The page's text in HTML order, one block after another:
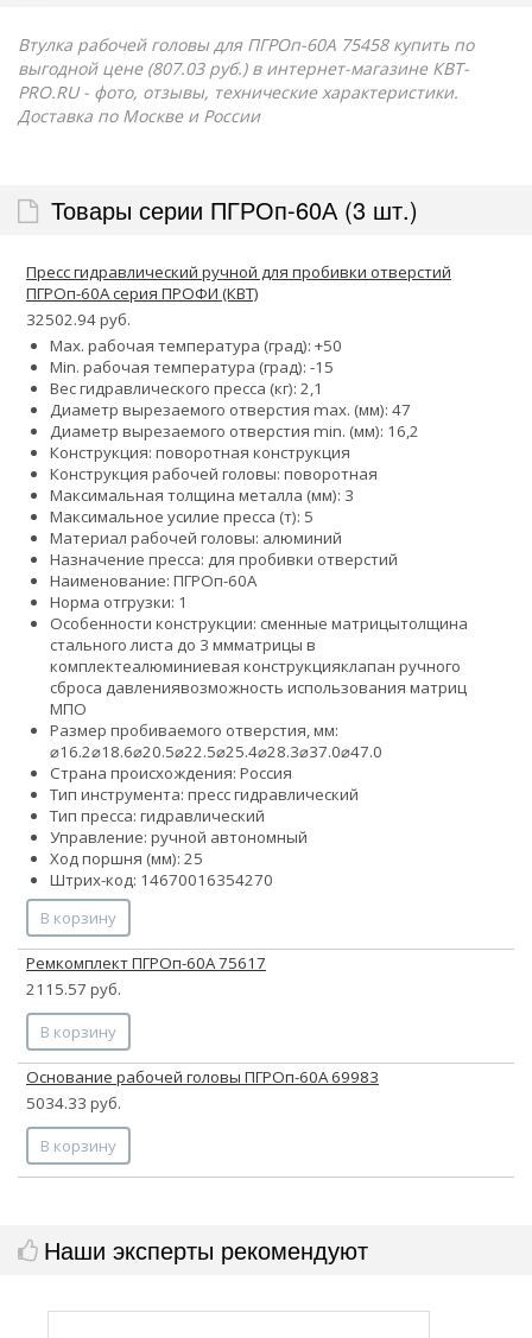
Втулка рабочей головы для ПГРОп-60А 75458 купить по
выгодной цене (807.03 руб.) в интернет-магазине КВТ-
PRO.RU - фото, отзывы, технические характеристики.
Доставка по Москве и России
Товары серии ПГРОп-60А (3 шт.)
Пресс гидравлический ручной для пробивки отверстий
ПГРОп-60А серия ПРОФИ (КВТ)
32502.94 руб.
Max. рабочая температура (град): +50
Min. рабочая температура (град): -15
Вес гидравлического пресса (кг): 2,1
Диаметр вырезаемого отверстия max. (мм): 47
Диаметр вырезаемого отверстия min. (мм): 16,2
Конструкция: поворотная конструкция
Конструкция рабочей головы: поворотная
Максимальная толщина металла (мм): 3
Максимальное усилие пресса (т): 5
Материал рабочей головы: алюминий
Назначение пресса: для пробивки отверстий
Наименование: ПГРОп-60А
Норма отгрузки: 1
Особенности конструкции: сменные матрицытолщина
стального листа до 3 ммматрицы в
комплектеалюминиевая конструкцияклапан ручного
сброса давлениявозможность использования матриц
МПО
Размер пробиваемого отверстия, мм:
⌀16.2⌀18.6⌀20.5⌀22.5⌀25.4⌀28.3⌀37.0⌀47.0
Страна происхождения: Россия
Тип инструмента: пресс гидравлический
Тип пресса: гидравлический
Управление: ручной автономный
Ход поршня (мм): 25
Штрих-код: 14670016354270
В корзину
Ремкомплект ПГРОп-60А 75617
2115.57 руб.
В корзину
Основание рабочей головы ПГРОп-60А 69983
5034.33 руб.
В корзину
Наши эксперты рекомендуют